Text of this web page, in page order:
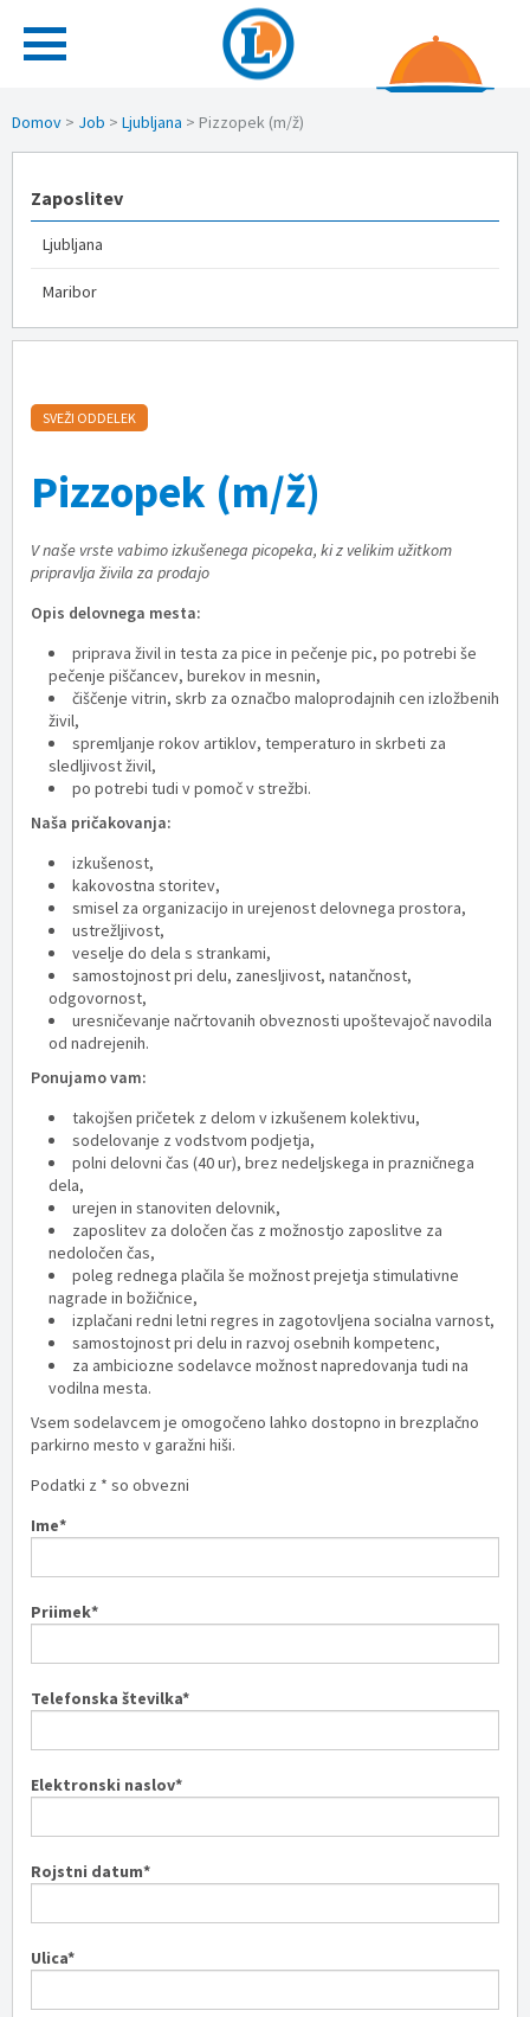
Domov > Job > Ljubljana > Pizzopek (m/ž)
Zaposlitev
Ljubljana
Maribor
SVEŽI ODDELEK
Pizzopek (m/ž)
V naše vrste vabimo izkušenega picopeka, ki z velikim užitkom
pripravlja živila za prodajo
Opis delovnega mesta:
priprava živil in testa za pice in pečenje pic, po potrebi še
pečenje piščancev, burekov in mesnin,
čiščenje vitrin, skrb za označbo maloprodajnih cen izložbenih
živil,
spremljanje rokov artiklov, temperaturo in skrbeti za
sledljivost živil,
po potrebi tudi v pomoč v strežbi.
Naša pričakovanja:
izkušenost,
kakovostna storitev,
smisel za organizacijo in urejenost delovnega prostora,
ustrežljivost,
veselje do dela s strankami,
samostojnost pri delu, zanesljivost, natančnost,
odgovornost,
uresničevanje načrtovanih obveznosti upoštevajoč navodila
od nadrejenih.
Ponujamo vam:
takojšen pričetek z delom v izkušenem kolektivu,
sodelovanje z vodstvom podjetja,
polni delovni čas (40 ur), brez nedeljskega in prazničnega
dela,
urejen in stanoviten delovnik,
zaposlitev za določen čas z možnostjo zaposlitve za
nedoločen čas,
poleg rednega plačila še možnost prejetja stimulativne
nagrade in božičnice,
izplačani redni letni regres in zagotovljena socialna varnost,
samostojnost pri delu in razvoj osebnih kompetenc,
za ambiciozne sodelavce možnost napredovanja tudi na
vodilna mesta.
Vsem sodelavcem je omogočeno lahko dostopno in brezplačno
parkirno mesto v garažni hiši.
Podatki z * so obvezni
Ime*
Priimek*
Telefonska številka*
Elektronski naslov*
Rojstni datum*
Ulica*